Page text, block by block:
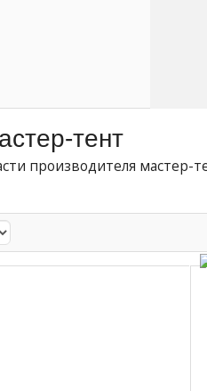
тент
производителя мастер-